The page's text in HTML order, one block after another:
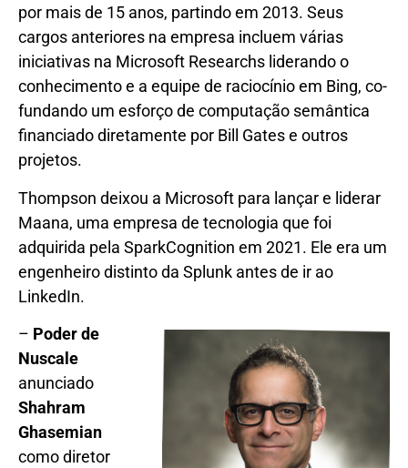
por mais de 15 anos, partindo em 2013. Seus
cargos anteriores na empresa incluem várias
iniciativas na Microsoft Researchs liderando o
conhecimento e a equipe de raciocínio em Bing, co-
fundando um esforço de computação semântica
financiado diretamente por Bill Gates e outros
projetos.
Thompson deixou a Microsoft para lançar e liderar
Maana, uma empresa de tecnologia que foi
adquirida pela SparkCognition em 2021. Ele era um
engenheiro distinto da Splunk antes de ir ao
LinkedIn.
– Poder de
Nuscale
anunciado
Shahram
Ghasemian
como diretor